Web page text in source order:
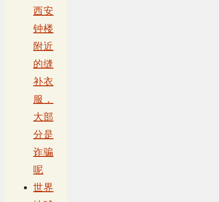
西安
钟楼
附近
的缝
补衣
服，
大部
分是
诈骗
呢
世界